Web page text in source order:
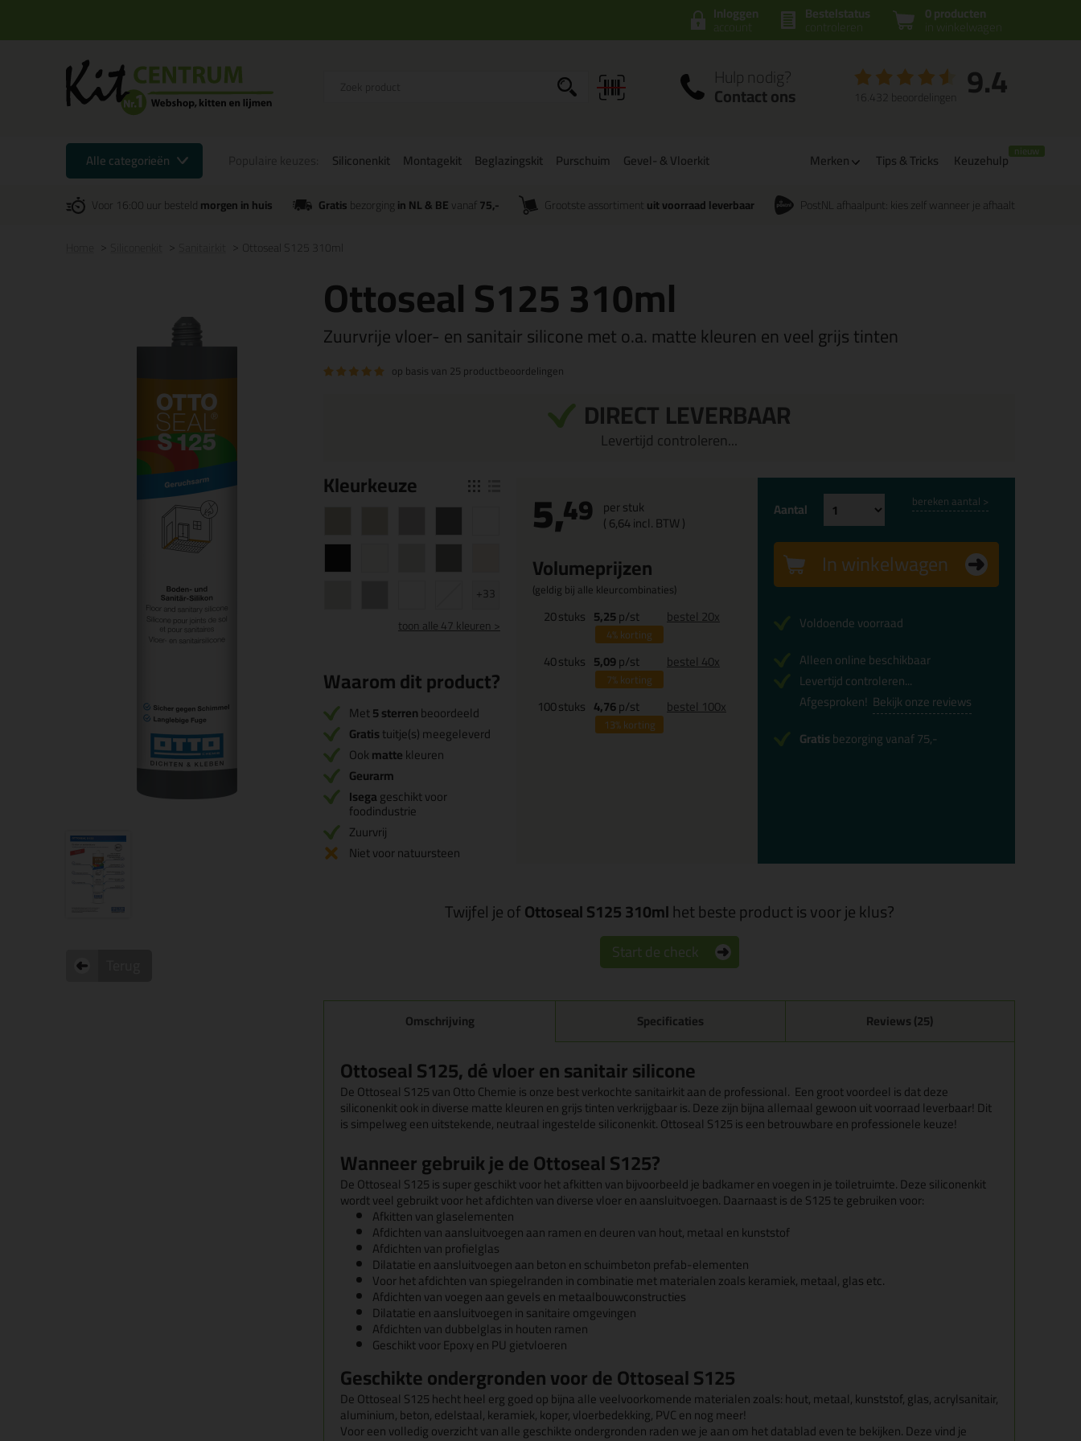
0 producten
in winkelwagen
Bestelstatus
controleren
Inloggen
account
Hulp nodig?
Contact ons 9.4
16.432 beoordelingen
Alle categorieën Siliconenkit Montagekit Beglazingskit Purschuim Gevel- & Vloerkit Merken Tips & Tricks Keuzehulp
Voor 16:00 uur besteldmorgen in huis Gratisbezorgingin NL & BEvanaf 75,- Grootste assortiment uit voorraad leverbaar PostNL afhaalpunt: kies zelf wanneer je afhaalt
Ottoseal S125 310ml
Ottoseal S125 310ml
Zuurvrije vloer- en sanitair silicone met o.a. matte kleuren en veel grijs tinten
op basis van 25 productbeoordelingen
DIRECT LEVERBAAR
Levertijd controleren...
Kleurkeuze
+33
toonalle 47 kleuren >
Waarom dit product?
Met5 sterrenbeoordeeld
Gratistuitje(s) meegeleverd
Ookmattekleuren
Geurarm
Isegageschikt voor
foodindustrie
Zuurvrij
Niet voor natuursteen
5,49 per stuk
(6,64incl. BTW )
Volumeprijzen
(geldig bij alle kleurcombinaties)
20stuks 5,25p/st
4%korting
bestel 20x
40stuks 5,09p/st
7%korting
bestel 40x
100stuks 4,76p/st
13%korting
bestel 100x
Aantal bereken aantal >
In winkelwagen
Voldoende voorraad
Alleen online beschikbaar
Levertijd controleren...
Afgesproken! Bekijk onze reviews
Gratisbezorging vanaf 75,-
Twijfel je ofOttoseal S125 310mlhet beste product is voor je klus?
Start de check
Omschrijving Specificaties Reviews (25)
Ottoseal S125, dé vloer en sanitair silicone
De Ottoseal S125 van Otto Chemie is onze best verkochte sanitairkit aan de professional. Een groot voordeel is dat deze
siliconenkit ook in diverse matte kleuren en grijs tinten verkrijgbaar is. Deze zijn bijna allemaal gewoon uit voorraad leverbaar! Dit
is simpelweg een uitstekende, neutraal ingestelde siliconenkit. Ottoseal S125 is een betrouwbare en professionele keuze!
Wanneer gebruik je de Ottoseal S125?
De Ottoseal S125 is super geschikt voor het afkitten van bijvoorbeeld je badkamer en voegen in je toiletruimte. Deze siliconenkit
wordt veel gebruikt voor het afdichten van diverse vloer en aansluitvoegen. Daarnaast is de S125 te gebruiken voor:
Afkitten van glaselementen
Afdichten van aansluitvoegen aan ramen en deuren van hout, metaal en kunststof
Afdichten van profielglas
Dilatatie en aansluitvoegen aan beton en schuimbeton prefab-elementen
Voor het afdichten van spiegelranden in combinatie met materialen zoals keramiek, metaal, glas etc.
Afdichten van voegen aan gevels en metaalbouwconstructies
Dilatatie en aansluitvoegen in sanitaire omgevingen
Afdichten van dubbelglas in houten ramen
Geschikt voor Epoxy en PU gietvloeren
Geschikte ondergronden voor de Ottoseal S125
De Ottoseal S125 hecht heel erg goed op bijna alle veelvoorkomende materialen zoals: hout, metaal, kunststof, glas, acrylsanitair,
aluminium, beton, edelstaal, keramiek, koper, vloerbedekking, PVC en nog meer!
Voor een volledig overzicht van alle geschikte ondergronden raden we je aan om het datablad even te bekijken. Deze vind je